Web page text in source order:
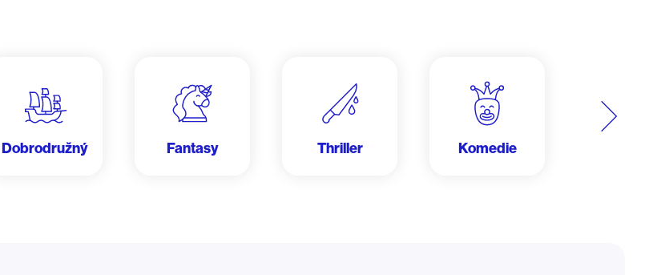
Další
Dobrodružný Fantasy Thriller Komedie